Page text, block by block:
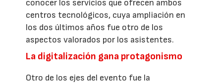
conocer los servicios que ofrecen ambos
centros tecnológicos, cuya ampliación en
los dos últimos años fue otro de los
aspectos valorados por los asistentes.
La digitalización gana protagonismo
Otro de los ejes del evento fue la